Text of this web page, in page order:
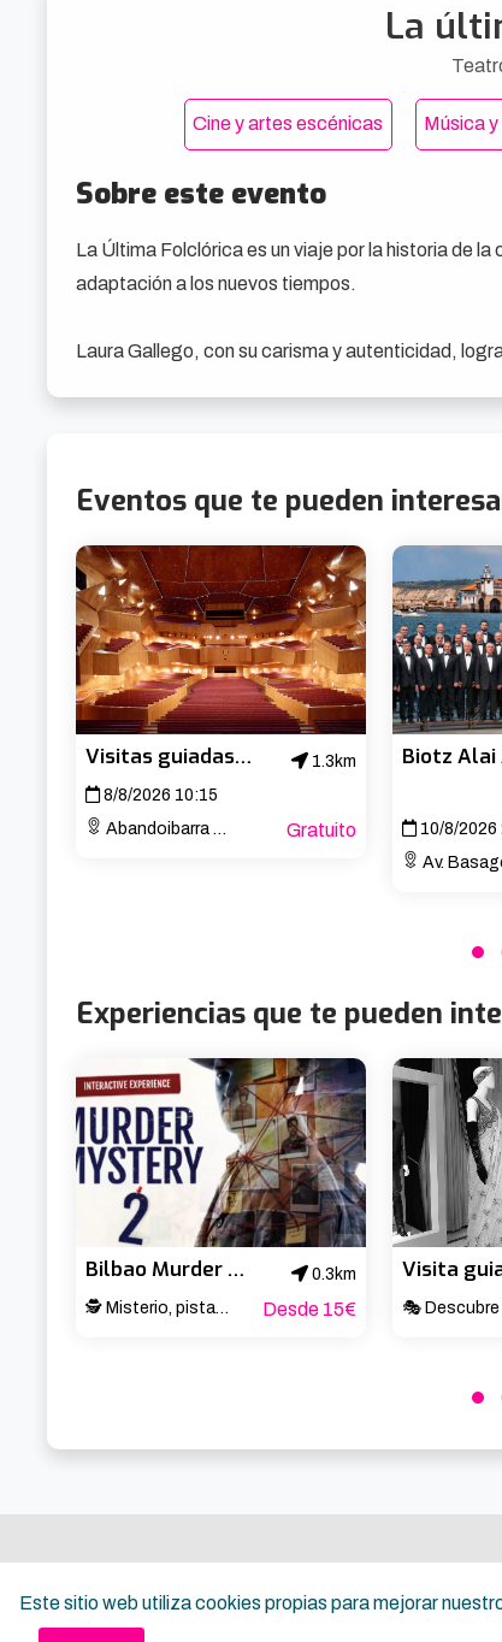
Este sitio web utiliza cookies propias para mejorar
La
Cine y artes escénicas Música
Sobre este evento
La Última Folclórica es un viaje por la historia de
adaptación a los nuevos tiempos.
Laura Gallego, con su carisma y autenticidad,
reavivar un género que parecía olvidado.
Eventos que te pueden
Visitas guiadas al Palacio Euskalduna
1.3km
8/8/2026 10:15
Abandoibarra Etorb., 4
Gratuito
10/8/2026
Av.
Experiencias que te pueden
Bilbao Murder Mystery 2: Crime on Date Night!
0.3km
🕵️ Misterio, pistas y una cita muy turbia 🔎
Desde 15€